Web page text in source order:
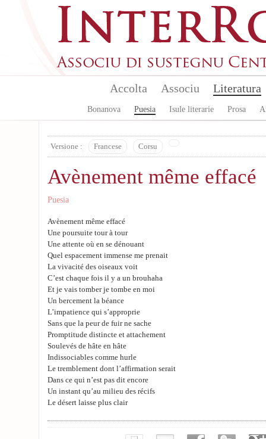
Accolta Associu Literatura
Bonanova Puesia Isule literarie Prosa
Versione : Francese Corsu
Avènement même effacé
Puesia
Avènement même effacé
Une poursuite tour à tour
Une attente où en se dénouant
Quel espacement immense me prenait
La vivacité des oiseaux voit
C’est chaque fois il y a un brouhaha
Et je vais tomber je tombe en moi
Un bercement la béance
L’impatience qui s’approprie
Sans que la peur de fuir ne sache
Promptitude distincte et attachement
Soulevés de hâte en hâte
Indissociables comme hurle
Le tremblement dont l’affirmation serait
Dans ce qui n’est pas dit encore
Un instant qu’au milieu des récifs
Le désert laisse plus clair